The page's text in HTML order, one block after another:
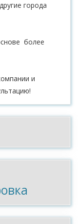
города
более
и